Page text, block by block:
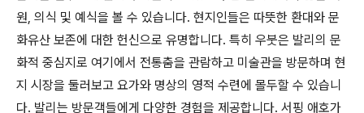
원, 의식 및 예식을 볼 수 있습니다. 현지인들은 따뜻한 환대와 문
화유산 보존에 대한 헌신으로 유명합니다. 특히 우붓은 발리의 문
화적 중심지로 여기에서 전통춤을 관람하고 미술관을 방문하며 현
지 시장을 둘러보고 요가와 명상의 영적 수련에 몰두할 수 있습니
다. 발리는 방문객들에게 다양한 경험을 제공합니다. 서핑 애호가